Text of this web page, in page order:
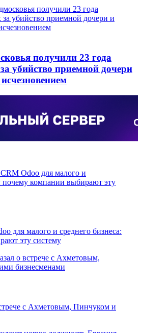
получили 23 года
убийство приемной дочери
для малого и среднего бизнеса:
эту систему
с Ахметовым, Пинчуком и